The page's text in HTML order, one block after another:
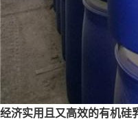
经济实用且又高效的有机硅